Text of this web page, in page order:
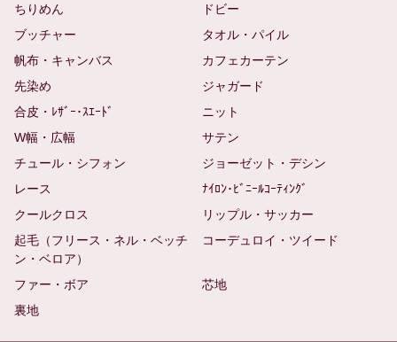
ちりめん
ドビー
ブッチャー
タオル・パイル
帆布・キャンバス
カフェカーテン
先染め
ジャガード
合皮・ﾚｻﾞｰ･ｽｴｰﾄﾞ
ニット
W幅・広幅
サテン
チュール・シフォン
ジョーゼット・デシン
レース
ﾅｲﾛﾝ･ﾋﾞﾆｰﾙｺｰﾃｨﾝｸﾞ
クールクロス
リップル・サッカー
起毛（フリース・ネル・ベッチ
ン・ベロア）
コーデュロイ・ツイード
ファー・ボア
芯地
裏地